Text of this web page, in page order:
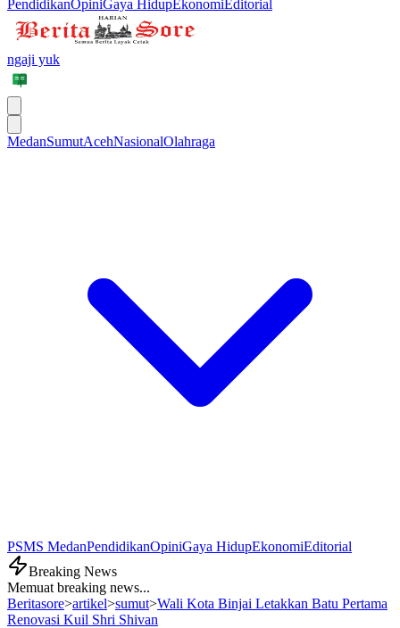
PendidikanOpiniGaya HidupEkonomiEditorial
ngaji yuk
MedanSumutAcehNasionalOlahraga
PSMS MedanPendidikanOpiniGaya HidupEkonomiEditorial
Breaking News
Memuat breaking news...
Beritasore>artikel>sumut>Wali Kota Binjai Letakkan Batu Pertama
Renovasi Kuil Shri Shivan